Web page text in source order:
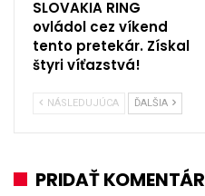
SLOVAKIA RING
ovládol cez víkend
tento pretekár. Získal
štyri víťazstvá!
NÁSLEDUJÚCA ĎALŠIA
PRIDAŤ KOMENTÁR